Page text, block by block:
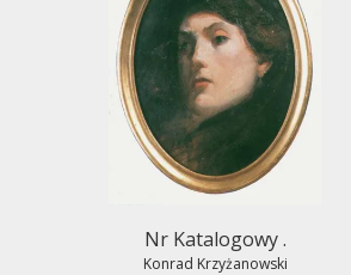
Nr Katalogowy .
Konrad Krzyżanowski